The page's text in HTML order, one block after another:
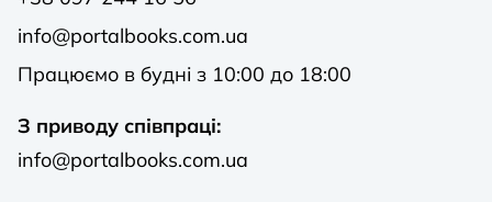
info@portalbooks.com.ua
Працюємо в будні з 10:00 до 18:00
З приводу співпраці:
info@portalbooks.com.ua